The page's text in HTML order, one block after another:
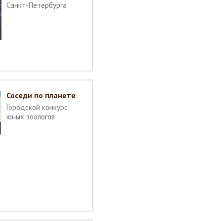
Санкт-Петербурга
Соседи по планете
Городской конкурс
юных зоологов